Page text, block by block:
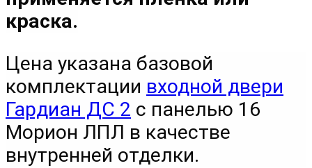
краска.
Цена указана базовой
комплектации входной двери
Гардиан ДС 2 с панелью 16
Морион ЛПЛ в качестве
внутренней отделки.